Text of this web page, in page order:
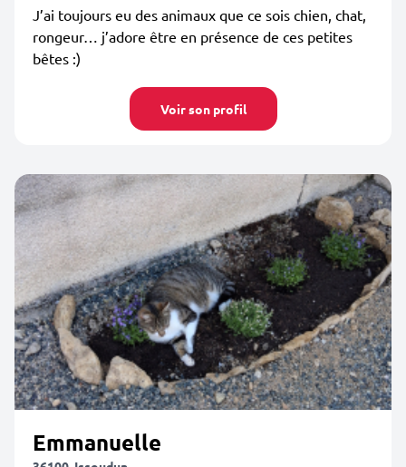
J’ai toujours eu des animaux que ce sois chien, chat,
rongeur… j’adore être en présence de ces petites
bêtes :)
Voir son profil
Emmanuelle